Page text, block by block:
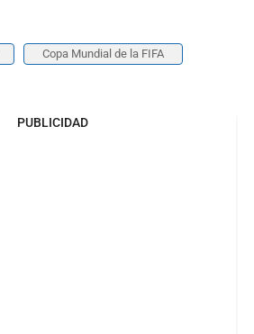
Copa Mundial de la FIFA
PUBLICIDAD